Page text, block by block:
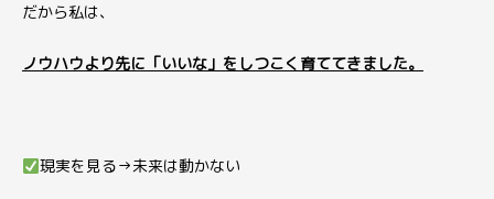
だから私は、
ノウハウより先に「いいな」をしつこく育ててきました。
現実を見る→未来は動かない